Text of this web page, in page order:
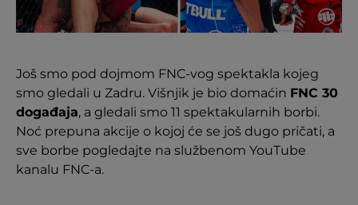
Još smo pod dojmom FNC-vog spektakla kojeg
smo gledali u Zadru. Višnjik je bio domaćin FNC 30
događaja, a gledali smo 11 spektakularnih borbi.
Noć prepuna akcije o kojoj će se još dugo pričati, a
sve borbe pogledajte na službenom YouTube
kanalu FNC-a.